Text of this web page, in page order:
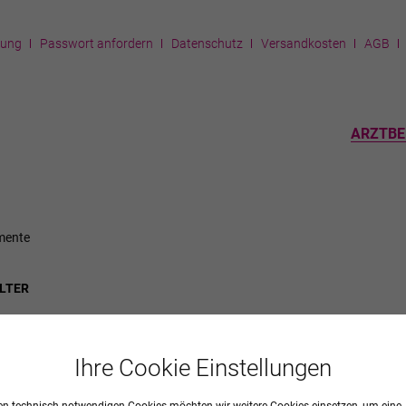
Passwort anfordern Datenschutz Versandkosten AGB
Ihre Cookie Einstellungen